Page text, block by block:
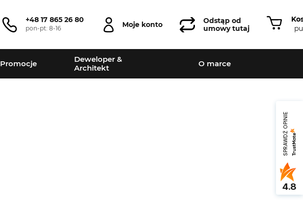
+48 17 865 26 80
pon-pt: 8-16 Moje konto
Odstąp od
umowy tutaj
Promocje
Deweloper &
Architekt
O marce
SPRAWDŹ OPINIE
4.8